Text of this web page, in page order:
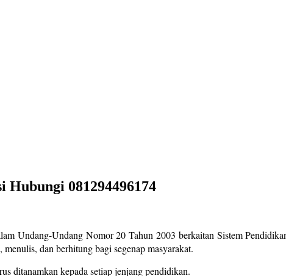
081294496174
Undang-Undang Nomor 20 Tahun 2003 berkaitan Sistem
dan berhitung bagi segenap masyarakat.
ditanamkan kepada setiap jenjang pendidikan.